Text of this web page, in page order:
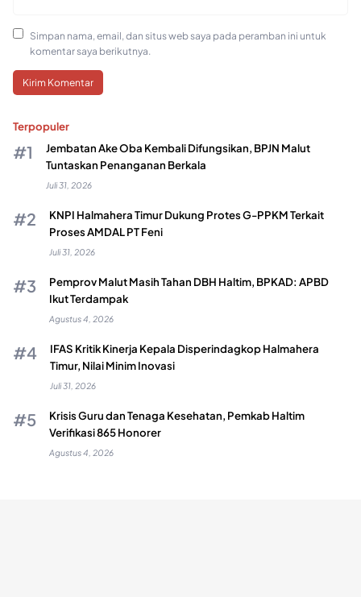
Simpan nama, email, dan situs web saya pada peramban ini untuk
komentar saya berikutnya.
Terpopuler
Jembatan Ake Oba Kembali Difungsikan, BPJN Malut
Tuntaskan Penanganan Berkala
Juli 31, 2026
KNPI Halmahera Timur Dukung Protes G-PPKM Terkait
Proses AMDAL PT Feni
Juli 31, 2026
Pemprov Malut Masih Tahan DBH Haltim, BPKAD: APBD
Ikut Terdampak
Agustus 4, 2026
IFAS Kritik Kinerja Kepala Disperindagkop Halmahera
Timur, Nilai Minim Inovasi
Juli 31, 2026
Krisis Guru dan Tenaga Kesehatan, Pemkab Haltim
Verifikasi 865 Honorer
Agustus 4, 2026